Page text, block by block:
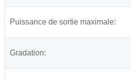
Puissance de sortie maximale:
Gradation: